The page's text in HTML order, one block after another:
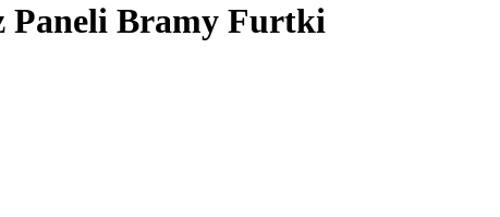
Paneli Bramy Furtki